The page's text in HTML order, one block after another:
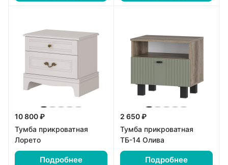
10 800 ₽
Тумба прикроватная
Лорето
Подробнее
2 650 ₽
Тумба прикроватная
ТБ-14 Олива
Подробнее